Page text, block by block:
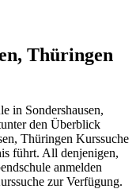
Thüringen
in Sondershausen,
den Überblick
Thüringen Kurssuche
führt. All denjenigen,
anmelden
zur Verfügung.